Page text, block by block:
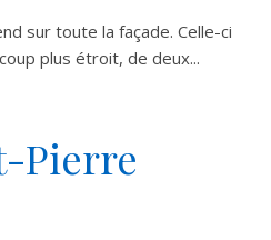
sur toute la façade. Celle-ci
plus étroit, de deux...
Pierre